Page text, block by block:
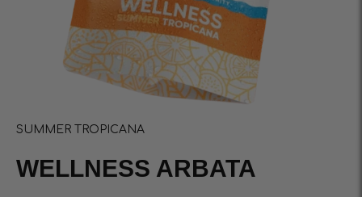
SUMMER TROPICANA
WELLNESS ARBATA